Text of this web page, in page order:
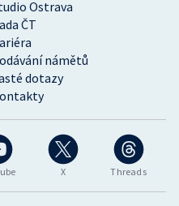
X Threads
Ostrava
ČT
námětů
dotazy